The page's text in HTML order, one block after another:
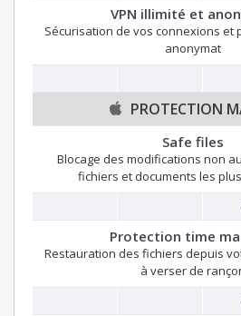
VPN illimité et
Sécurisation de vos connexions et
anonymat
PROTECTION
Safe files
Blocage des modifications non
fichiers et documents les
Protection time
Restauration des fichiers depuis
à verser de